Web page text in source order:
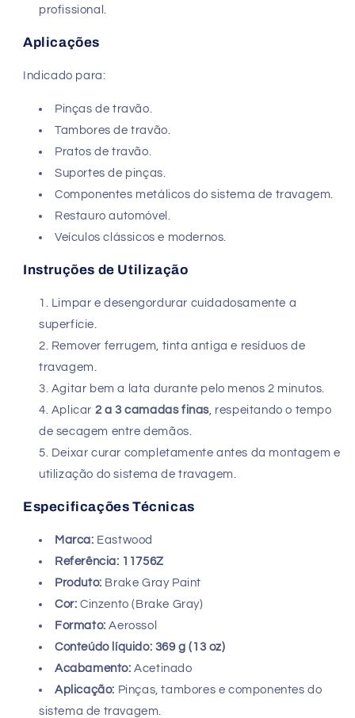
profissional.
Aplicações
Indicado para:
Pinças de travão.
Tambores de travão.
Pratos de travão.
Suportes de pinças.
Componentes metálicos do sistema de travagem.
Restauro automóvel.
Veículos clássicos e modernos.
Instruções de Utilização
Limpar e desengordurar cuidadosamente a
superfície.
Remover ferrugem, tinta antiga e resíduos de
travagem.
Agitar bem a lata durante pelo menos 2 minutos.
Aplicar 2 a 3 camadas finas , respeitando o tempo
de secagem entre demãos.
Deixar curar completamente antes da montagem e
utilização do sistema de travagem.
Especificações Técnicas
Marca: Eastwood
Referência: 11756Z
Produto: Brake Gray Paint
Cor: Cinzento (Brake Gray)
Formato: Aerossol
Conteúdo líquido: 369 g (13 oz)
Acabamento: Acetinado
Aplicação: Pinças, tambores e componentes do
sistema de travagem.